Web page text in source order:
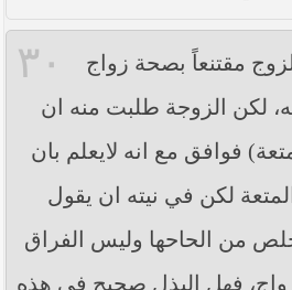
٣٠
مقتنعاً بصحة زواج
لكن الزوجة طلبت منه ان
فوافق مع انه لايعلم بان
لكن في نيته ان يقول
من الحاحها وليس الفراق
فهل البذل صحيح في هذه